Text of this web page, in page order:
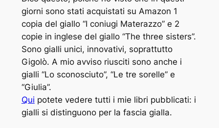
giorni sono stati acquistati su Amazon 1
copia del giallo “I coniugi Materazzo” e 2
copie in inglese del giallo “The three sisters”.
Sono gialli unici, innovativi, soprattutto
Gigolò. A mio avviso riusciti sono anche i
gialli “Lo sconosciuto”, “Le tre sorelle” e
“Giulia”.
Qui potete vedere tutti i mie libri pubblicati: i
gialli si distinguono per la fascia gialla.